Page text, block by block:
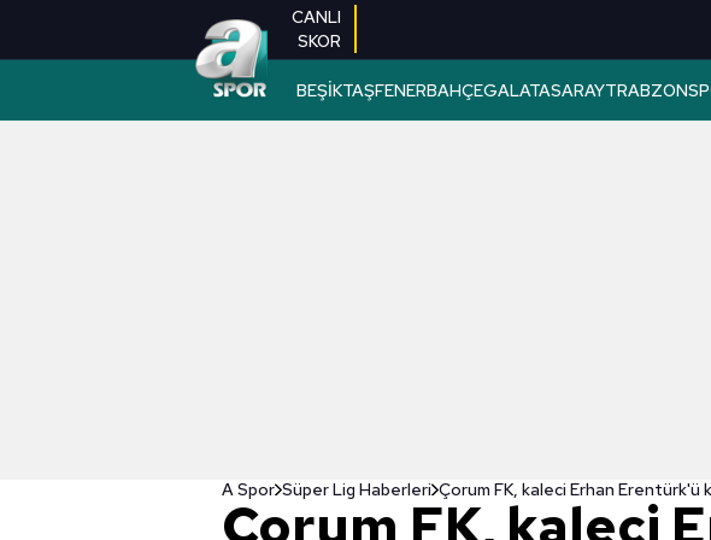
CANLI
SKOR
BEŞİKTAŞFENERBAHÇEGALATASARAY
A Spor Süper Lig Haberleri Çorum FK, kaleci Erhan Erentürk'ü
Çorum FK, kaleci